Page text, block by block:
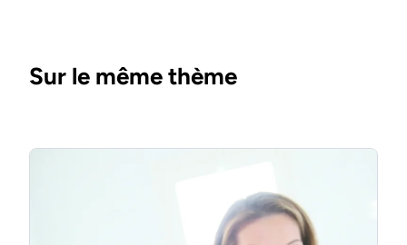
Sur le même thème